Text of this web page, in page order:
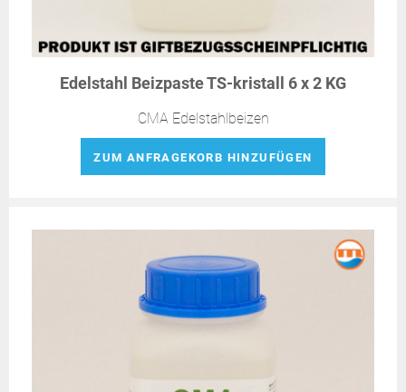
Edelstahl Beizpaste TS-kristall 6 x 2 KG
CMA Edelstahlbeizen
ZUM ANFRAGEKORB HINZUFÜGEN